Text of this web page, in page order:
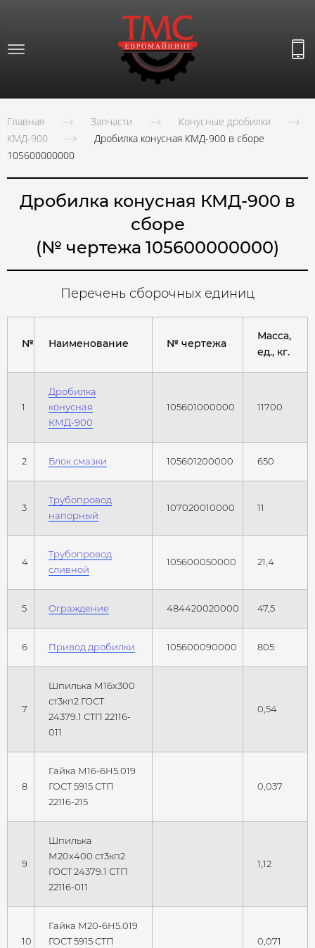
Главная Запчасти
Конусные дробилки
КМД-900
Дробилка конусная КМД-900 в сборе
105600000000
Дробилка конусная КМД-900 в
сборе
(№ чертежа 105600000000)
Перечень сборочных единиц
№ Наименование № чертежа
Масса,
ед., кг.
1
Дробилка
конусная
КМД-900
105601000000 11700
2 Блок смазки 105601200000 650
3
Трубопровод
напорный
107020010000 11
4
Трубопровод
сливной
105600050000 21,4
5 Ограждение 484420020000 47,5
6 Привод дробилки 105600090000 805
7
Шпилька М16х300
ст3кп2 ГОСТ
24379.1 СТП 22116-
011
0,54
8
Гайка М16-6Н5.019
ГОСТ 5915 СТП
22116-215
0,037
9
Шпилька
М20х400 ст3кп2
ГОСТ 24379.1 СТП
22116-011
1,12
10
Гайка М20-6Н5.019
ГОСТ 5915 СТП
0,071